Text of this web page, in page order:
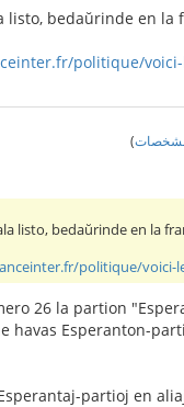
listo, bedaŭrinde en la
politique/voici-
)
listo, bedaŭrinde en la
politique/voici-
26 la partion
havas Esperanton-
partioj en